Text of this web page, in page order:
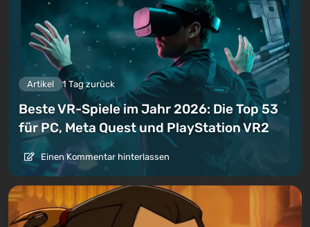
Artikel 1 Tag zurück
Beste VR-Spiele im Jahr 2026: Die Top 53
für PC, Meta Quest und PlayStation VR2
Einen Kommentar hinterlassen